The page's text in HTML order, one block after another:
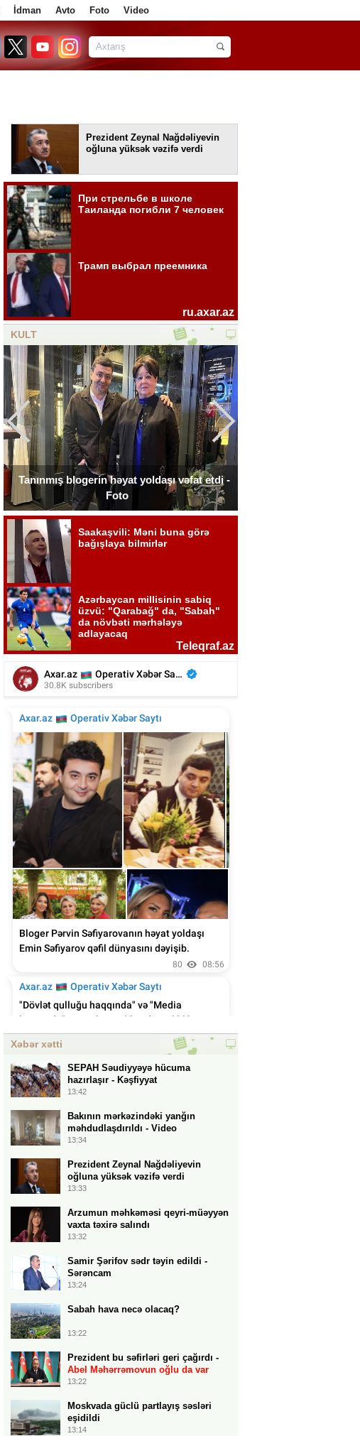
İdman Avto Foto Video
Prezident Zeynal Nağdəliyevin
oğluna yüksək vəzifə verdi
KULT
Tanınmış blogerin həyat yoldaşı vəfat etdi -
Foto
Tanınmış blogerin həyat yoldaşı vəfat etdi -
Xəbər xətti
SEPAH Səudiyyəyə hücuma
hazırlaşır - Kəşfiyyat
13:42
Bakının mərkəzindəki yanğın
məhdudlaşdırıldı - Video
13:34
Prezident Zeynal Nağdəliyevin
oğluna yüksək vəzifə verdi
13:33
Arzumun məhkəməsi qeyri-müəyyən
vaxta təxirə salındı
13:32
Samir Şərifov sədr təyin edildi -
Sərəncam
13:24
Sabah hava necə olacaq?
13:22
Prezident bu səfirləri geri çağırdı -
Abel Məhərrəmovun oğlu da var
13:22
Moskvada güclü partlayış səsləri
eşidildi
13:14